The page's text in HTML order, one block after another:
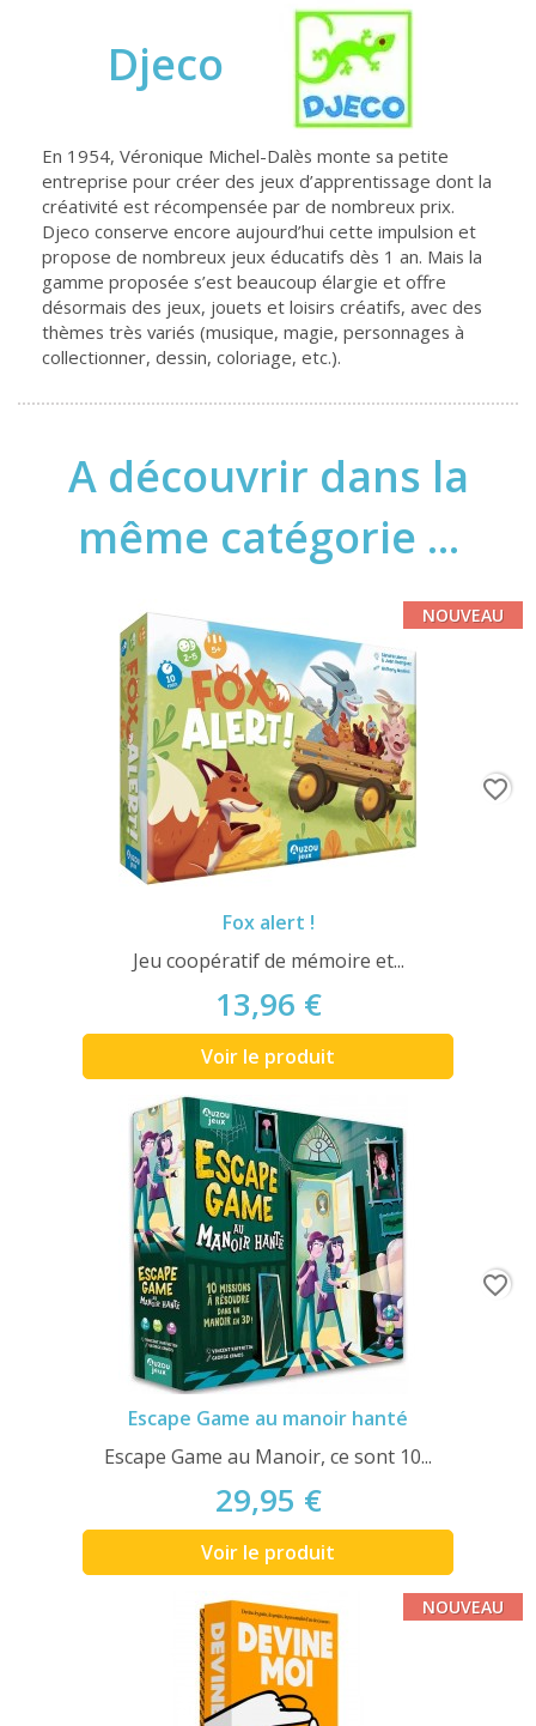
Djeco
En 1954, Véronique Michel-Dalès monte sa petite
entreprise pour créer des jeux d’apprentissage dont la
créativité est récompensée par de nombreux prix.
Djeco conserve encore aujourd’hui cette impulsion et
propose de nombreux jeux éducatifs dès 1 an. Mais la
gamme proposée s’est beaucoup élargie et offre
désormais des jeux, jouets et loisirs créatifs, avec des
thèmes très variés (musique, magie, personnages à
collectionner, dessin, coloriage, etc.).
A découvrir dans la
même catégorie ...
Fox alert !
Jeu coopératif de mémoire et...
13,96 €
Voir le produit
NOUVEAU
favorite_border
Escape Game au manoir hanté
Escape Game au Manoir, ce sont 10...
29,95 €
Voir le produit
favorite_border
NOUVEAU